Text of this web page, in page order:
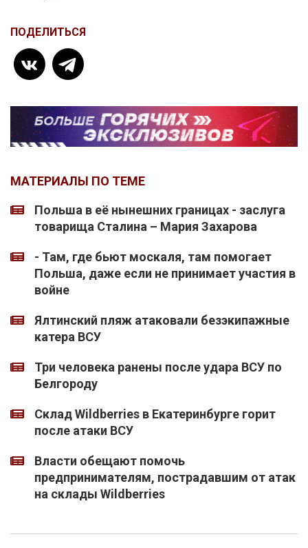
ПОДЕЛИТЬСЯ
МАТЕРИАЛЫ ПО ТЕМЕ
Польша в её нынешних границах - заслуга
товарища Сталина – Мария Захарова
- Там, где бьют москаля, там помогает
Польша, даже если не принимает участия в
войне
Ялтинский пляж атаковали безэкипажные
катера ВСУ
Три человека ранены после удара ВСУ по
Белгороду
Склад Wildberries в Екатеринбурге горит
после атаки ВСУ
Власти обещают помочь
предпринимателям, пострадавшим от атак
на склады Wildberries